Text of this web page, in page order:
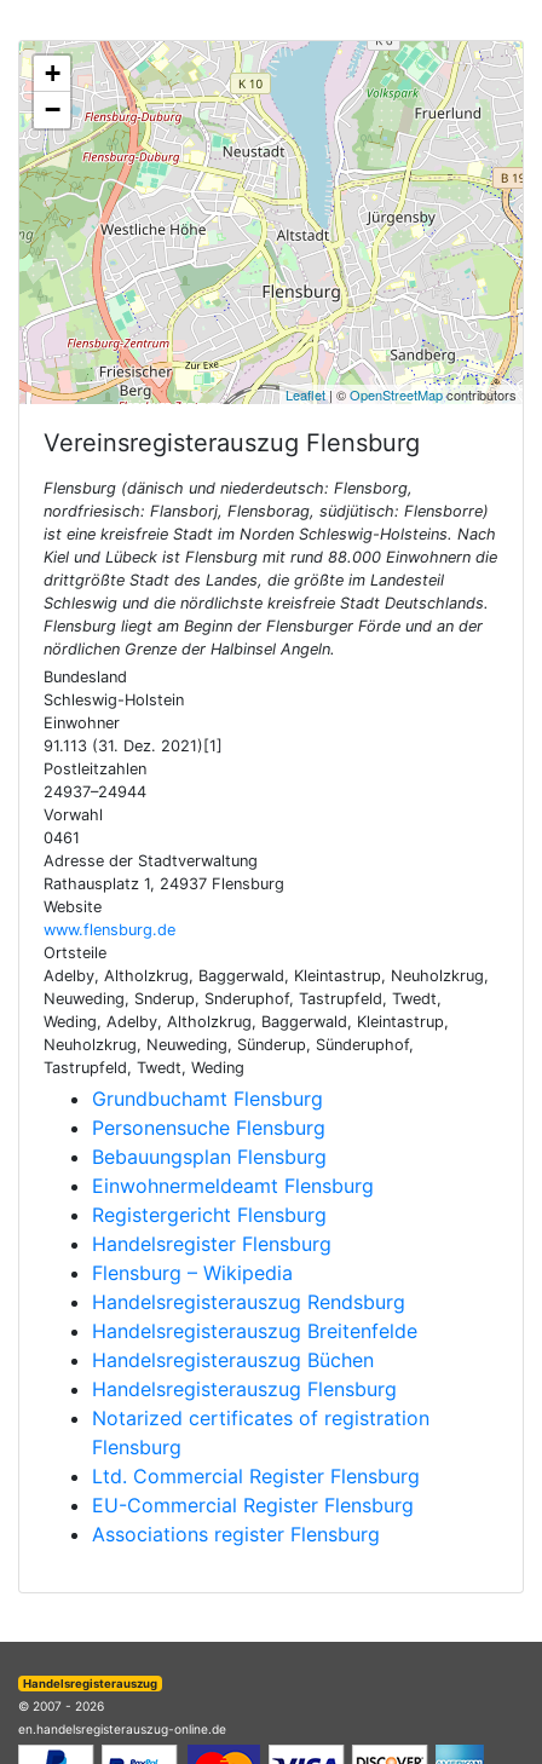
+
−
Leaflet | ©OpenStreetMapcontributors
Vereinsregisterauszug Flensburg
Flensburg (dänisch und niederdeutsch: Flensborg,
nordfriesisch: Flansborj, Flensborag, südjütisch: Flensborre)
ist eine kreisfreie Stadt im Norden Schleswig-Holsteins. Nach
Kiel und Lübeck ist Flensburg mit rund 88.000 Einwohnern die
drittgrößte Stadt des Landes, die größte im Landesteil
Schleswig und die nördlichste kreisfreie Stadt Deutschlands.
Flensburg liegt am Beginn der Flensburger Förde und an der
nördlichen Grenze der Halbinsel Angeln.
Bundesland
Schleswig-Holstein
Einwohner
91.113 (31. Dez. 2021)[1]
Postleitzahlen
24937–24944
Vorwahl
0461
Adresse der Stadtverwaltung
Rathausplatz 1, 24937 Flensburg
Website
www.flensburg.de
Ortsteile
Adelby, Altholzkrug, Baggerwald, Kleintastrup, Neuholzkrug,
Neuweding, Snderup, Snderuphof, Tastrupfeld, Twedt,
Weding, Adelby, Altholzkrug, Baggerwald, Kleintastrup,
Neuholzkrug, Neuweding, Sünderup, Sünderuphof,
Tastrupfeld, Twedt, Weding
Grundbuchamt Flensburg
Personensuche Flensburg
Bebauungsplan Flensburg
Einwohnermeldeamt Flensburg
Registergericht Flensburg
Handelsregister Flensburg
Flensburg – Wikipedia
Handelsregisterauszug Rendsburg
Handelsregisterauszug Breitenfelde
Handelsregisterauszug Büchen
Handelsregisterauszug Flensburg
Notarized certificates of registration
Flensburg
Ltd. Commercial Register Flensburg
EU-Commercial Register Flensburg
Associations register Flensburg
Handelsregisterauszug
© 2007 - 2026
en.handelsregisterauszug-online.de